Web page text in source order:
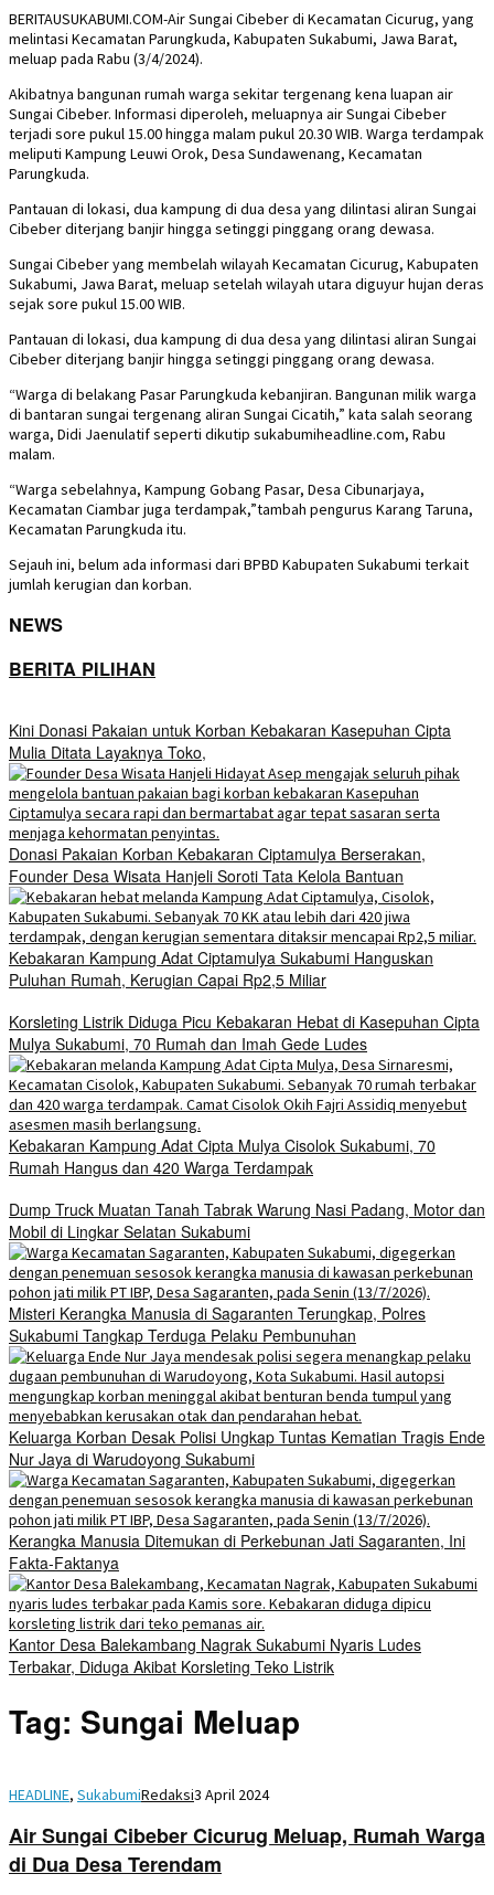
BERITAUSUKABUMI.COM-Air Sungai Cibeber di Kecamatan Cicurug, yang
melintasi Kecamatan Parungkuda, Kabupaten Sukabumi, Jawa Barat,
meluap pada Rabu (3/4/2024).
Akibatnya bangunan rumah warga sekitar tergenang kena luapan air
Sungai Cibeber. Informasi diperoleh, meluapnya air Sungai Cibeber
terjadi sore pukul 15.00 hingga malam pukul 20.30 WIB. Warga terdampak
meliputi Kampung Leuwi Orok, Desa Sundawenang, Kecamatan
Parungkuda.
Pantauan di lokasi, dua kampung di dua desa yang dilintasi aliran Sungai
Cibeber diterjang banjir hingga setinggi pinggang orang dewasa.
Sungai Cibeber yang membelah wilayah Kecamatan Cicurug, Kabupaten
Sukabumi, Jawa Barat, meluap setelah wilayah utara diguyur hujan deras
sejak sore pukul 15.00 WIB.
Pantauan di lokasi, dua kampung di dua desa yang dilintasi aliran Sungai
Cibeber diterjang banjir hingga setinggi pinggang orang dewasa.
“Warga di belakang Pasar Parungkuda kebanjiran. Bangunan milik warga
di bantaran sungai tergenang aliran Sungai Cicatih,” kata salah seorang
warga, Didi Jaenulatif seperti dikutip sukabumiheadline.com, Rabu
malam.
“Warga sebelahnya, Kampung Gobang Pasar, Desa Cibunarjaya,
Kecamatan Ciambar juga terdampak,”tambah pengurus Karang Taruna,
Kecamatan Parungkuda itu.
Sejauh ini, belum ada informasi dari BPBD Kabupaten Sukabumi terkait
jumlah kerugian dan korban.
NEWS
BERITA PILIHAN
Kini Donasi Pakaian untuk Korban Kebakaran Kasepuhan Cipta
Mulia Ditata Layaknya Toko,
Donasi Pakaian Korban Kebakaran Ciptamulya Berserakan,
Founder Desa Wisata Hanjeli Soroti Tata Kelola Bantuan
Kebakaran Kampung Adat Ciptamulya Sukabumi Hanguskan
Puluhan Rumah, Kerugian Capai Rp2,5 Miliar
Korsleting Listrik Diduga Picu Kebakaran Hebat di Kasepuhan Cipta
Mulya Sukabumi, 70 Rumah dan Imah Gede Ludes
Kebakaran Kampung Adat Cipta Mulya Cisolok Sukabumi, 70
Rumah Hangus dan 420 Warga Terdampak
Dump Truck Muatan Tanah Tabrak Warung Nasi Padang, Motor dan
Mobil di Lingkar Selatan Sukabumi
Misteri Kerangka Manusia di Sagaranten Terungkap, Polres
Sukabumi Tangkap Terduga Pelaku Pembunuhan
Keluarga Korban Desak Polisi Ungkap Tuntas Kematian Tragis Ende
Nur Jaya di Warudoyong Sukabumi
Kerangka Manusia Ditemukan di Perkebunan Jati Sagaranten, Ini
Fakta-Faktanya
Kantor Desa Balekambang Nagrak Sukabumi Nyaris Ludes
Terbakar, Diduga Akibat Korsleting Teko Listrik
Tag: Sungai Meluap
HEADLINE, SukabumiRedaksi3 April 2024
Air Sungai Cibeber Cicurug Meluap, Rumah Warga
di Dua Desa Terendam